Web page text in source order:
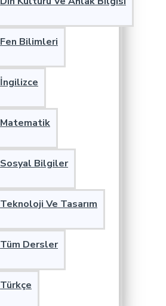
Fen Bilimleri
İngilizce
Matematik
Sosyal Bilgiler
Teknoloji Ve Tasarım
Tüm Dersler
Türkçe